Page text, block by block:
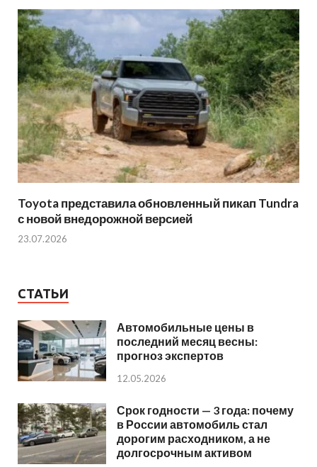
Toyota представила обновленный пикап Tundra
с новой внедорожной версией
23.07.2026
СТАТЬИ
Автомобильные цены в
последний месяц весны:
прогноз экспертов
12.05.2026
Срок годности — 3 года: почему
в России автомобиль стал
дорогим расходником, а не
долгосрочным активом